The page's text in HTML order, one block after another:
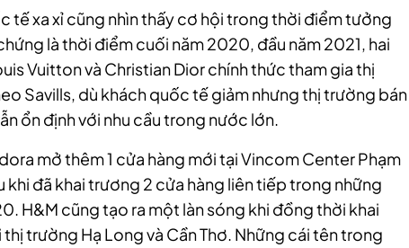
tế xa xỉ cũng nhìn thấy cơ hội trong thời điểm tưởng
là thời điểm cuối năm 2020, đầu năm 2021, hai
Vuitton và Christian Dior chính thức tham gia thị
Savills, dù khách quốc tế giảm nhưng thị trường bán
ổn định với nhu cầu trong nước lớn.
mở thêm 1 cửa hàng mới tại Vincom Center Phạm
khi đã khai trương 2 cửa hàng liên tiếp trong những
H&M cũng tạo ra một làn sóng khi đồng thời khai
trường Hạ Long và Cần Thơ. Những cái tên trong